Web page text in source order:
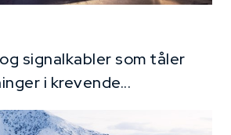
signalkabler som tåler
i krevende...